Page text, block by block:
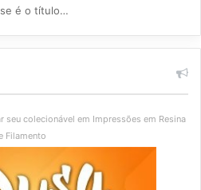
é o título…
seu colecionável em Impressões em Resina
Filamento